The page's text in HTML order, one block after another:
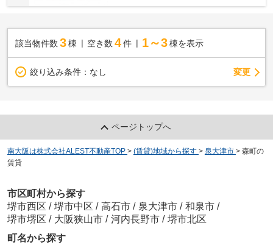
該当物件数 3棟 空き数 4 件 1～3 棟を表示
絞り込み条件： なし 変更
ページトップへ
南大阪は株式会社ALEST不動産TOP > (賃貸)地域から探す > 泉大津市 > 森町の
賃貸
市区町村から探す
堺市西区 / 堺市中区 / 高石市 / 泉大津市 / 和泉市 /
堺市堺区 / 大阪狭山市 / 河内長野市 / 堺市北区
町名から探す